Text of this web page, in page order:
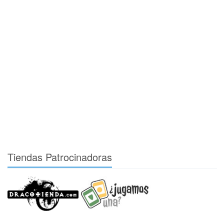
Tiendas Patrocinadoras